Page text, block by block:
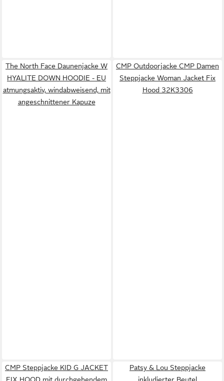
The North Face Daunenjacke W
HYALITE DOWN HOODIE - EU
atmungsaktiv, windabweisend, mit
angeschnittener Kapuze
CMP Outdoorjacke CMP Damen
Steppjacke Woman Jacket Fix
Hood 32K3306
CMP Steppjacke KID G JACKET
FIX HOOD mit durchgehendem
Patsy & Lou Steppjacke
inkludierter Beutel